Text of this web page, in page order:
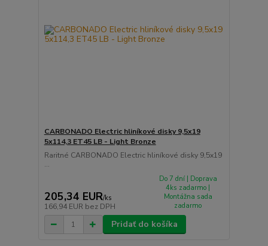
CARBONADO Electric hliníkové disky 9,5x19
5x114,3 ET45 LB - Light Bronze
Raritné CARBONADO Electric hliníkové disky 9,5x19
...
205,34 EUR/ks
166,94 EUR bez DPH
Do 7 dní | Doprava
4ks zadarmo |
Montážna sada
zadarmo
Pridať do košíka